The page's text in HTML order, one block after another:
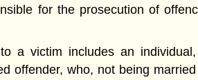
for the prosecution of
a victim includes an
offender, who, not being